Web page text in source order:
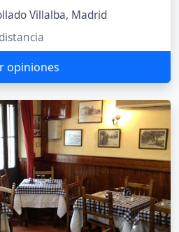
Villalba, Madrid
opiniones